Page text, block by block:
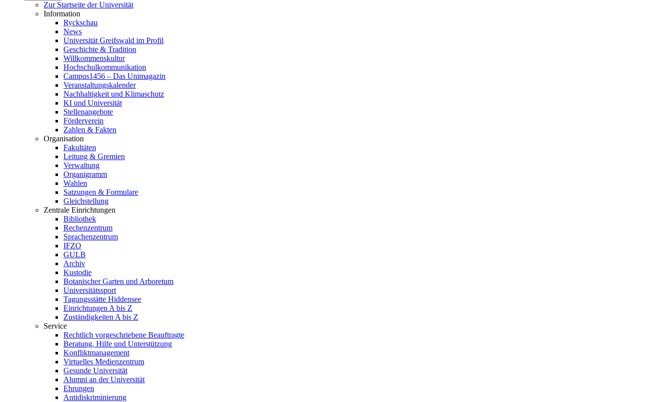
Zur Startseite der Universität
Information
Ryckschau
News
Universität Greifswald im Profil
Geschichte & Tradition
Willkommenskultur
Hochschulkommunikation
Campus1456 – Das Unimagazin
Veranstaltungskalender
Nachhaltigkeit und Klimaschutz
KI und Universität
Stellenangebote
Förderverein
Zahlen & Fakten
Organisation
Fakultäten
Leitung & Gremien
Verwaltung
Organigramm
Wahlen
Satzungen & Formulare
Gleichstellung
Zentrale Einrichtungen
Bibliothek
Rechenzentrum
Sprachenzentrum
IFZO
GULB
Archiv
Kustodie
Botanischer Garten und Arboretum
Universitätssport
Tagungsstätte Hiddensee
Einrichtungen A bis Z
Zuständigkeiten A bis Z
Service
Rechtlich vorgeschriebene Beauftragte
Beratung, Hilfe und Unterstützung
Konfliktmanagement
Virtuelles Medienzentrum
Gesunde Universität
Alumni an der Universität
Ehrungen
Antidiskriminierung